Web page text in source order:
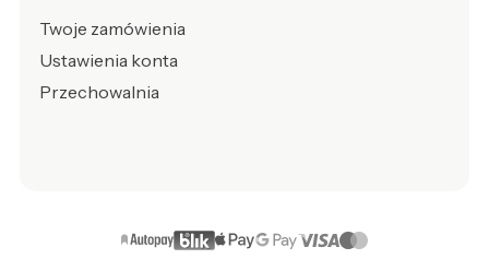
Twoje zamówienia
Ustawienia konta
Przechowalnia